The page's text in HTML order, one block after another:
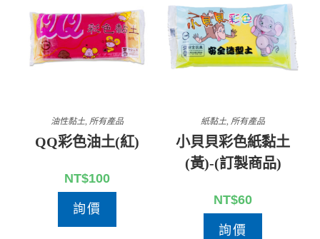
油性黏土, 所有產品
QQ彩色油土(紅)
NT$100
詢價
紙黏土, 所有產品
小貝貝彩色紙黏土
(黃)-(訂製商品)
NT$60
詢價